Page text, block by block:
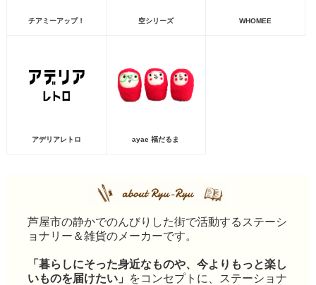
チアミーアップ！ 空シリーズ WHOMEE
アデリアレトロ ayae 福だるま
芦屋市の静かでのんびりした街で活動するステーシ
ョナリー＆雑貨のメーカーです。
「暮らしにそった身近なものや、今よりもっと楽し
いものを届けたい」
をコンセプトに、ステーショナ